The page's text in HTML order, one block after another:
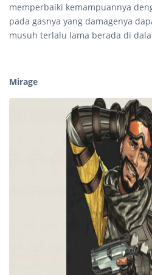
memperbaiki kemampuannya
pada gasnya yang damagenya
musuh terlalu lama berada di
Mirage